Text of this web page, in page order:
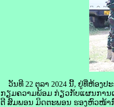
ວັນທີ 22 ຕຸລາ 2024 ນີ້, ຢູ່ທີ່ຫ້ອ
ກຽມຄວາມພ້ອມ ກ່ຽວກັບແຜນການ
ຕີ ສົມພອນ ມິດຕະພອນ ຮອງຫົວໜ້າ